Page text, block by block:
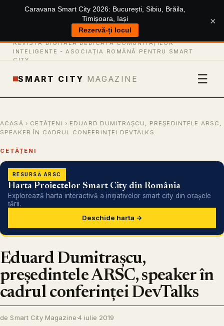
Caravana Smart City 2026: București, Sibiu, Brăila,
Timișoara, Iași
Rezervă-ți locul
×
REVISTĂ DIGITALĂ DEDICATĂ COMUNITĂȚILOR
INTELIGENTE - ASOCIAȚIA ROMÂNĂ PENTRU SMART
CITY
SMART CITY MAGAZINE ☰
ACASĂ › CETĂȚENI › EDUARD DUMITRAȘCU, PREȘEDINTELE ARSC,
SPEAKER ÎN CADRUL CONFERINȚEI DEVTALKS
CETĂȚENI
RESURSĂ ARSC
Harta Proiectelor Smart City din România
Explorează harta interactivă a inițiativelor smart city din orașele
țării.
Deschide harta →
Eduard Dumitrașcu,
președintele ARSC, speaker în
cadrul conferinței DevTalks
de Smart City Magazine·4 iulie 2019